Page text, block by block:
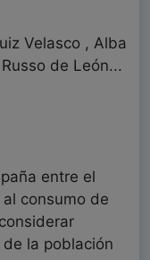
Velasco , Alba
de León...
entre el
consumo de
la población